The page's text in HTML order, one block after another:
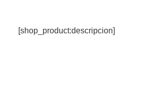
[shop_product:descripcion]